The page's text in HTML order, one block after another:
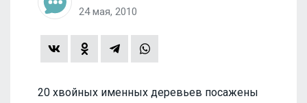
24 мая, 2010
20 хвойных именных деревьев посажены